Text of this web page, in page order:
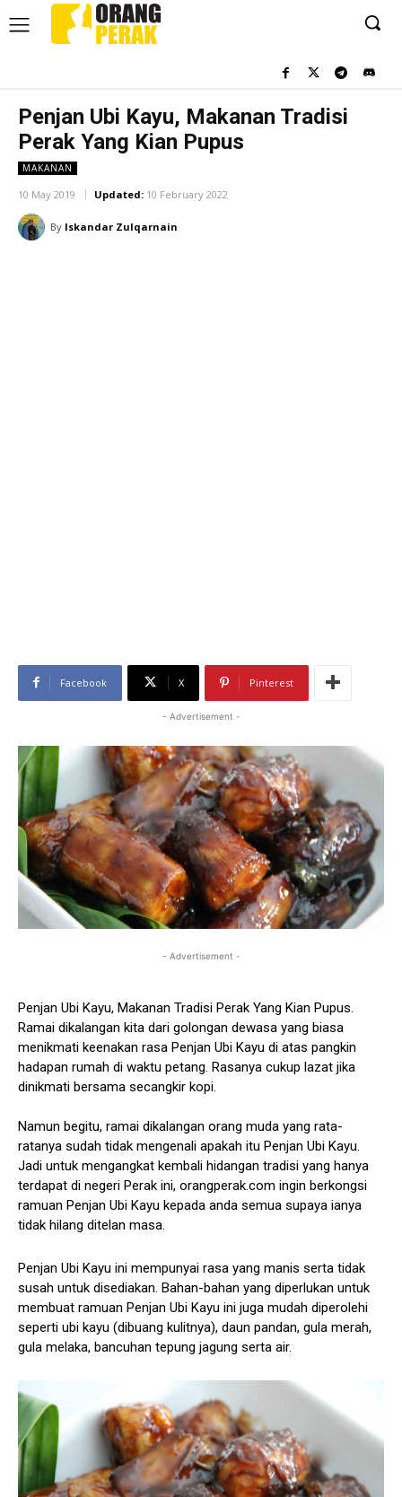
Penjan Ubi Kayu, Makanan Tradisi
Perak Yang Kian Pupus
MAKANAN
10 May 2019 Updated: 10 February 2022
By Iskandar Zulqarnain
Facebook X Pinterest
- Advertisement -
- Advertisement -
Penjan Ubi Kayu, Makanan Tradisi Perak Yang Kian Pupus.
Ramai dikalangan kita dari golongan dewasa yang biasa
menikmati keenakan rasa Penjan Ubi Kayu di atas pangkin
hadapan rumah di waktu petang. Rasanya cukup lazat jika
dinikmati bersama secangkir kopi.
Namun begitu, ramai dikalangan orang muda yang rata-
ratanya sudah tidak mengenali apakah itu Penjan Ubi Kayu.
Jadi untuk mengangkat kembali hidangan tradisi yang hanya
terdapat di negeri Perak ini, orangperak.com ingin berkongsi
ramuan Penjan Ubi Kayu kepada anda semua supaya ianya
tidak hilang ditelan masa.
Penjan Ubi Kayu ini mempunyai rasa yang manis serta tidak
susah untuk disediakan. Bahan-bahan yang diperlukan untuk
membuat ramuan Penjan Ubi Kayu ini juga mudah diperolehi
seperti ubi kayu (dibuang kulitnya), daun pandan, gula merah,
gula melaka, bancuhan tepung jagung serta air.